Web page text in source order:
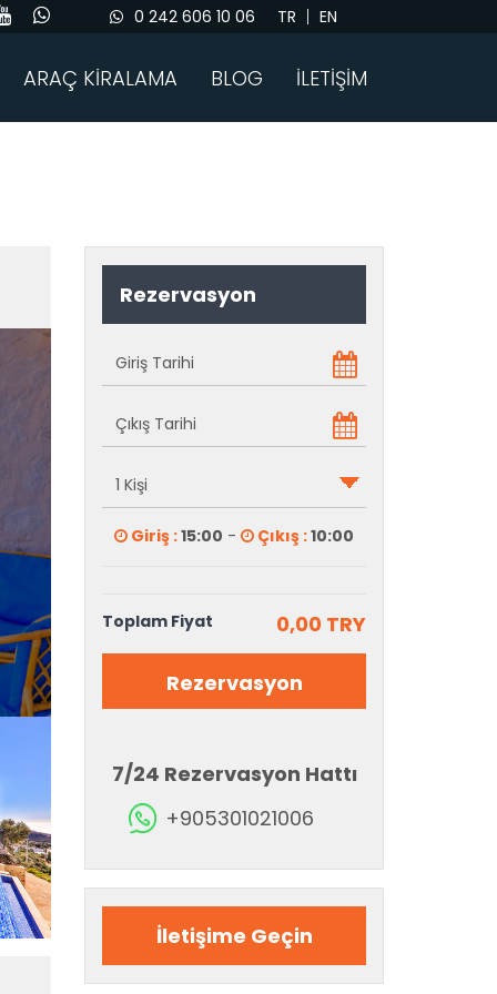
0 242 606 10 06 TR EN
ARAÇ KİRALAMA BLOG İLETİŞİM
Rezervasyon
Giriş :15:00 - Çıkış :10:00
Toplam Fiyat 0,00 TRY
Rezervasyon
7/24 Rezervasyon Hattı
+905301021006
İletişime Geçin